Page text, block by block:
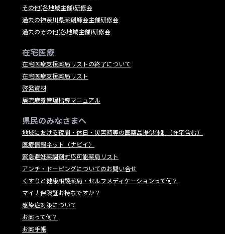
その他(各地域主催)研修会
過去の神奈川県薬剤師会主催研修会
過去のその他(各地域主催)研修会
在宅医療
在宅医療支援薬局リストの終了について
在宅医療支援薬局リスト
啓発資材
居宅療養管理指導マニュアル
県民のみなさまへ
地域における夜間・休日・災害時等の医薬品提供体制（在宅含む）
医療情報ネット（ナビイ）
緊急避妊薬調剤対応可能薬局リスト
アンチ・ドーピングについてのお問い合せ
くすりと健康相談薬局・セルフメディケーションって何？
マイナ保険証お持ちですか？
感染症対策について
お薬って何？
お薬手帳